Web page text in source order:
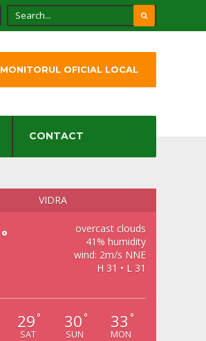
CONTACT
MONITORUL OFICIAL LOCAL
VIDRA
°
overcast clouds
41% humidity
wind: 2m/s NNE
H 31 • L 31
29 °
SAT
30 °
SUN
33 °
MON